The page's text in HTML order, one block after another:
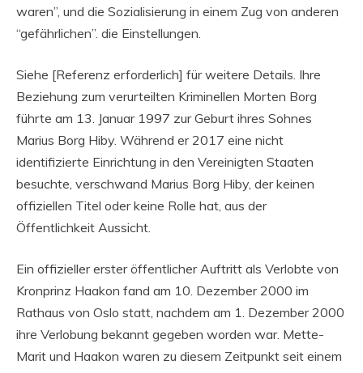
waren”, und die Sozialisierung in einem Zug von anderen
“gefährlichen”. die Einstellungen.
Siehe [Referenz erforderlich] für weitere Details. Ihre
Beziehung zum verurteilten Kriminellen Morten Borg
führte am 13. Januar 1997 zur Geburt ihres Sohnes
Marius Borg Hiby. Während er 2017 eine nicht
identifizierte Einrichtung in den Vereinigten Staaten
besuchte, verschwand Marius Borg Hiby, der keinen
offiziellen Titel oder keine Rolle hat, aus der
Öffentlichkeit Aussicht.
Ein offizieller erster öffentlicher Auftritt als Verlobte von
Kronprinz Haakon fand am 10. Dezember 2000 im
Rathaus von Oslo statt, nachdem am 1. Dezember 2000
ihre Verlobung bekannt gegeben worden war. Mette-
Marit und Haakon waren zu diesem Zeitpunkt seit einem